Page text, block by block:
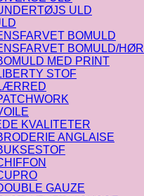
ULD
BOMULD
BOMULD/HØR
MED PRINT
STOF
KVALITETER
ANGLAISE
GAUZE